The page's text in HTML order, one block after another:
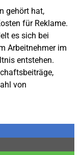
gehört hat,
für Reklame.
es sich bei
Arbeitnehmer im
entstehen.
von